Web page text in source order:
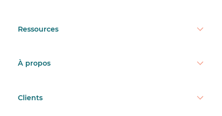
Ressources
À propos
Clients